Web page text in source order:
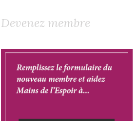
Devenez membre